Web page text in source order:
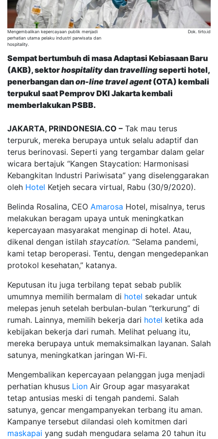
Mengembalikan kepercayaan publik menjadi
perhatian utama pelaku industri parwisata dan
hospitality.
Dok. tirto.id
Sempat bertumbuh di masa Adaptasi Kebiasaan Baru
(AKB), sektorhospitalitydantravellingseperti hotel,
penerbangan danon-line travel agent(OTA) kembali
terpukul saat Pemprov DKI Jakarta kembali
memberlakukan PSBB.
JAKARTA, PRINDONESIA.CO – Tak mau terus
terpuruk, mereka berupaya untuk selalu adaptif dan
terus berinovasi. Seperti yang tergambar dalam gelar
wicara bertajuk “Kangen Staycation: Harmonisasi
Kebangkitan Industri Pariwisata” yang diselenggarakan
oleh Hotel Ketjeh secara virtual, Rabu (30/9/2020).
Belinda Rosalina, CEO Amarosa Hotel, misalnya, terus
melakukan beragam upaya untuk meningkatkan
kepercayaan masyarakat menginap di hotel. Atau,
dikenal dengan istilah staycation. “Selama pandemi,
kami tetap beroperasi. Tentu, dengan mengedepankan
protokol kesehatan,” katanya.
Keputusan itu juga terbilang tepat sebab publik
umumnya memilih bermalam di hotel sekadar untuk
melepas jenuh setelah berbulan-bulan “terkurung” di
rumah. Lainnya, memilih bekerja dari hotel ketika ada
kebijakan bekerja dari rumah. Melihat peluang itu,
mereka berupaya untuk memaksimalkan layanan. Salah
satunya, meningkatkan jaringan Wi-Fi.
Mengembalikan kepercayaan pelanggan juga menjadi
perhatian khusus Lion Air Group agar masyarakat
tetap antusias meski di tengah pandemi. Salah
satunya, gencar mengampanyekan terbang itu aman.
Kampanye tersebut dilandasi oleh komitmen dari
maskapai yang sudah mengudara selama 20 tahun itu